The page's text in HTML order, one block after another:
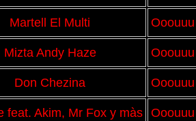
Martell El Multi
Mizta Andy Haze
Don Chezina
feat. Akim, Mr Fox y màs